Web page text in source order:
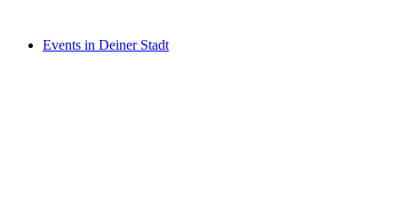
Events in Deiner Stadt